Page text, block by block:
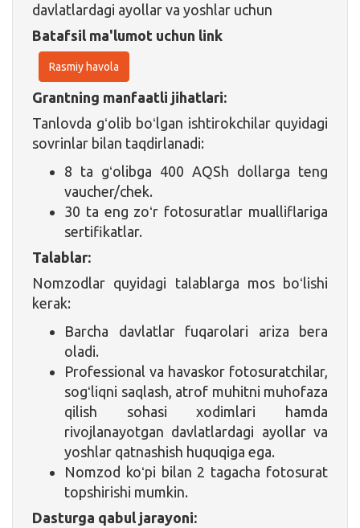
davlatlardagi ayollar va yoshlar uchun
Batafsil ma'lumot uchun link
Rasmiy havola
Grantning manfaatli jihatlari:
Tanlovda gʻolib boʻlgan ishtirokchilar quyidagi
sovrinlar bilan taqdirlanadi:
8 ta gʻolibga 400 AQSh dollarga teng
vaucher/chek.
30 ta eng zoʻr fotosuratlar mualliflariga
sertifikatlar.
Talablar:
Nomzodlar quyidagi talablarga mos boʻlishi
kerak:
Barcha davlatlar fuqarolari ariza bera
oladi.
Professional va havaskor fotosuratchilar,
sogʻliqni saqlash, atrof muhitni muhofaza
qilish sohasi xodimlari hamda
rivojlanayotgan davlatlardagi ayollar va
yoshlar qatnashish huquqiga ega.
Nomzod koʻpi bilan 2 tagacha fotosurat
topshirishi mumkin.
Dasturga qabul jarayoni: